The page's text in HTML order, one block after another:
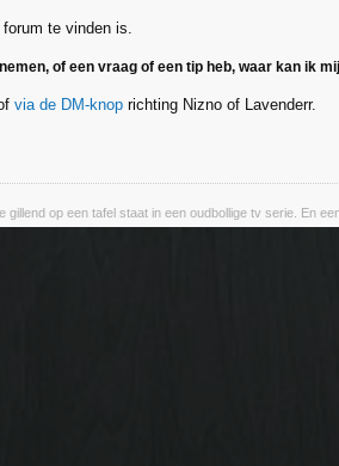
te vinden is.
of een vraag of een tip heb, waar kan ik
via de DM-knop richting Nizno of Lavenderr.
op een tafel staat in een oudbollige tv serie. En